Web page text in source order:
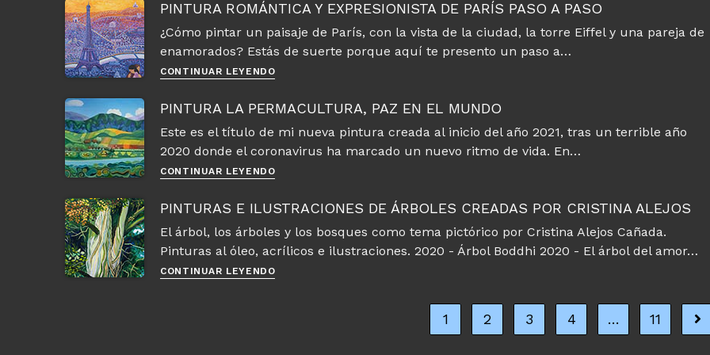
dormido
con
acuarelas
PINTURA ROMÁNTICA Y EXPRESIONISTA DE PARÍS PASO A PASO
¿Cómo pintar un paisaje de París, con la vista de la ciudad, la torre Eiffel y una pareja de
enamorados? Estás de suerte porque aquí te presento un paso a…
CONTINUAR LEYENDOPintura
y
de
París
paso
paso
PINTURA LA PERMACULTURA, PAZ EN EL MUNDO
Este es el título de mi nueva pintura creada al inicio del año 2021, tras un terrible año
2020 donde el coronavirus ha marcado un nuevo ritmo de vida. En…
CONTINUAR LEYENDOPintura
permacultura,
en
el
mundo
PINTURAS E ILUSTRACIONES DE ÁRBOLES CREADAS POR CRISTINA ALEJOS
El árbol, los árboles y los bosques como tema pictórico por Cristina Alejos Cañada.
Pinturas al óleo, acrílicos e ilustraciones. 2020 - Árbol Boddhi 2020 - El árbol del amor…
CONTINUAR LEYENDOPinturas
1 2 3 4 … 11 Ir